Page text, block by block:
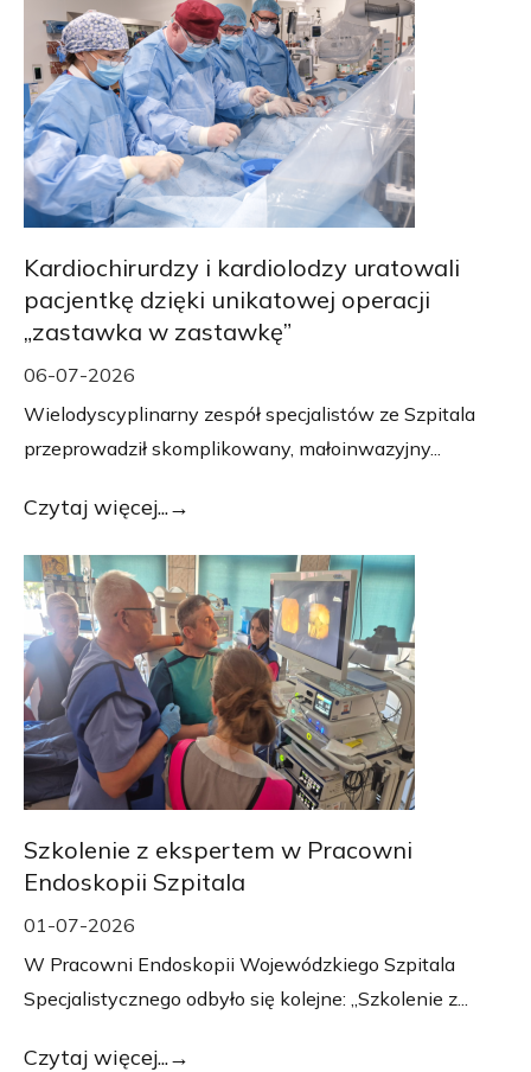
Kardiochirurdzy i kardiolodzy uratowali
pacjentkę dzięki unikatowej operacji
„zastawka w zastawkę”
06-07-2026
Wielodyscyplinarny zespół specjalistów ze Szpitala
przeprowadził skomplikowany, małoinwazyjny...
Czytaj więcej...
Szkolenie z ekspertem w Pracowni
Endoskopii Szpitala
01-07-2026
W Pracowni Endoskopii Wojewódzkiego Szpitala
Specjalistycznego odbyło się kolejne: „Szkolenie z...
Czytaj więcej...